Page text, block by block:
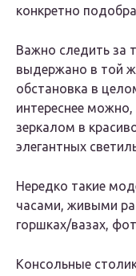
конкретно
Важно следить за
выдержано в той
обстановка в
интереснее
зеркалом в
элегантных
Нередко такие
часами, живыми
горшках/вазах,
Консольные